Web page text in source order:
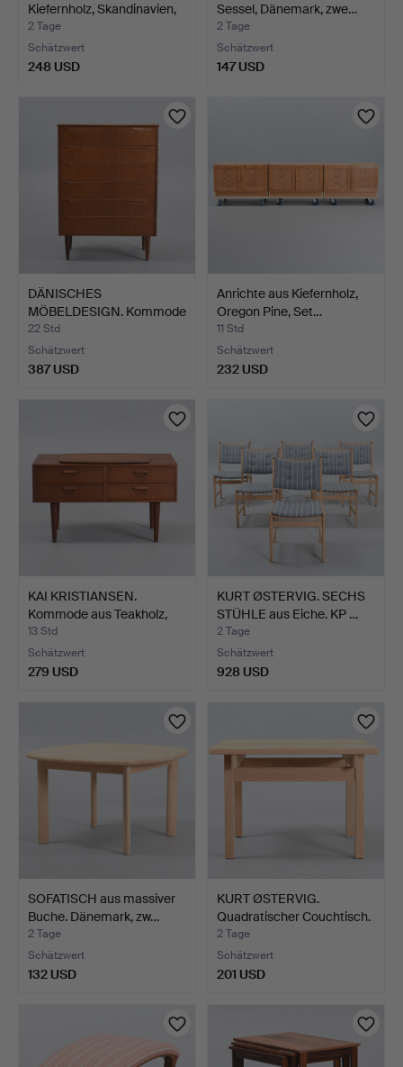
Kiefernholz, Skandinavien,
…
2 Tage
Schätzwert
248 USD
Sessel, Dänemark, zwe…
2 Tage
Schätzwert
147 USD
DÄNISCHES
MÖBELDESIGN. Kommode
aus Teakhol…
22 Std
Schätzwert
387 USD
Anrichte aus Kiefernholz,
Oregon Pine, Set…
11 Std
Schätzwert
232 USD
KAI KRISTIANSEN.
Kommode aus Teakholz,
Fro…
13 Std
Schätzwert
279 USD
KURT ØSTERVIG. SECHS
STÜHLE aus Eiche. KP …
2 Tage
Schätzwert
928 USD
SOFATISCH aus massiver
Buche. Dänemark, zw…
2 Tage
Schätzwert
132 USD
KURT ØSTERVIG.
Quadratischer Couchtisch.
K…
2 Tage
Schätzwert
201 USD